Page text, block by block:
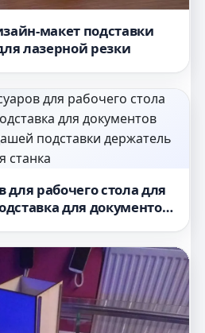
макет подставки
лазерной резки
для рабочего стола для
для документов